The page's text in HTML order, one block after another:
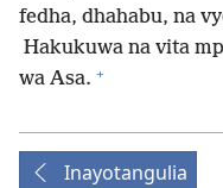
fedha, dhahabu, na
Hakukuwa na vita
wa Asa. +
Inayotangulia